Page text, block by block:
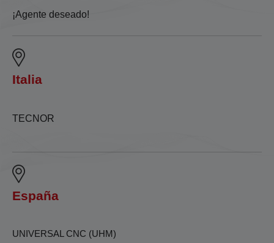
¡Agente deseado!
Italia
TECNOR
España
UNIVERSAL CNC (UHM)